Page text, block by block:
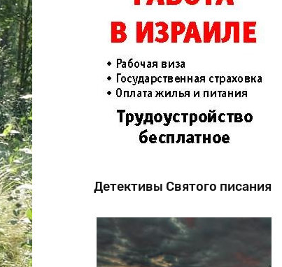
Детективы Святого писания